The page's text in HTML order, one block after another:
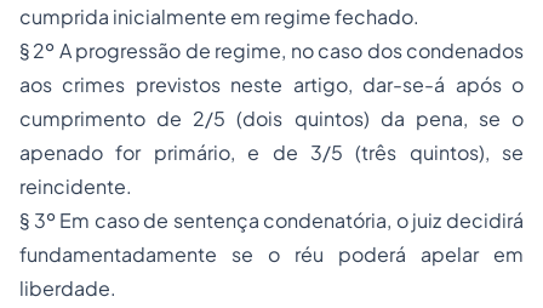
cumprida inicialmente em regime fechado.
§ 2º A progressão de regime, no caso dos condenados
aos crimes previstos neste artigo, dar-se-á após o
cumprimento de 2/5 (dois quintos) da pena, se o
apenado for primário, e de 3/5 (três quintos), se
reincidente.
§ 3º Em caso de sentença condenatória, o juiz decidirá
fundamentadamente se o réu poderá apelar em
liberdade.